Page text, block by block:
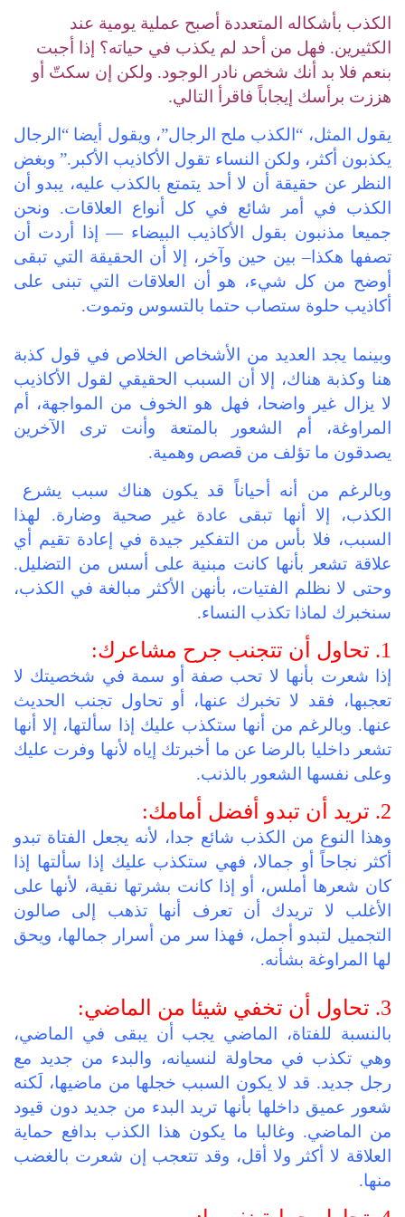
الكذب بأشكاله المتعددة أصبح عملية يومية عند
الكثيرين. فهل من أحد لم يكذب في حياته؟ إذا أجبت
بنعم فلا بد أنك شخص نادر الوجود. ولكن إن سكتّ أو
هززت برأسك إيجاباً فاقرأ التالي.
يقول المثل، “الكذب ملح الرجال”، ويقول أيضا “الرجال
يكذبون أكثر، ولكن النساء تقول الأكاذيب الأكبر.” وبغض
النظر عن حقيقة أن لا أحد يتمتع بالكذب عليه، يبدو أن
الكذب في أمر شائع في كل أنواع العلاقات. ونحن
جميعا مذنبون بقول الأكاذيب البيضاء — إذا أردت أن
تصفها هكذا– بين حين وآخر، إلا أن الحقيقة التي تبقى
أوضح من كل شيء، هو أن العلاقات التي تبنى على
أكاذيب حلوة ستصاب حتما بالتسوس وتموت.
وبينما يجد العديد من الأشخاص الخلاص في قول كذبة
هنا وكذبة هناك، إلا أن السبب الحقيقي لقول الأكاذيب
لا يزال غير واضحا، فهل هو الخوف من المواجهة، أم
المراوغة، أم الشعور بالمتعة وأنت ترى الآخرين
يصدقون ما تؤلف من قصص وهمية.
وبالرغم من أنه أحياناً قد يكون هناك سبب يشرع
الكذب، إلا أنها تبقى عادة غير صحية وضارة. لهذا
السبب، فلا بأس من التفكير جيدة في إعادة تقيم أي
علاقة تشعر بأنها كانت مبنية على أسس من التضليل.
وحتى لا نظلم الفتيات، بأنهن الأكثر مبالغة في الكذب،
سنخبرك لماذا تكذب النساء.
1. تحاول أن تتجنب جرح مشاعرك:
إذا شعرت بأنها لا تحب صفة أو سمة في شخصيتك لا
تعجبها، فقد لا تخبرك عنها، أو تحاول تجنب الحديث
عنها. وبالرغم من أنها ستكذب عليك إذا سألتها، إلا أنها
تشعر داخليا بالرضا عن ما أخبرتك إياه لأنها وفرت عليك
وعلى نفسها الشعور بالذنب.
2. تريد أن تبدو أفضل أمامك:
وهذا النوع من الكذب شائع جدا، لأنه يجعل الفتاة تبدو
أكثر نجاحاً أو جمالا، فهي ستكذب عليك إذا سألتها إذا
كان شعرها أملس، أو إذا كانت بشرتها نقية، لأنها على
الأغلب لا تريدك أن تعرف أنها تذهب إلى صالون
التجميل لتبدو أجمل، فهذا سر من أسرار جمالها، ويحق
لها المراوغة بشأنه.
3. تحاول أن تخفي شيئا من الماضي:
بالنسبة للفتاة، الماضي يجب أن يبقى في الماضي،
وهي تكذب في محاولة لنسيانه، والبدء من جديد مع
رجل جديد. قد لا يكون السبب خجلها من ماضيها، لَكنه
شعور عميق داخلها بأنها تريد البدء من جديد دون قيود
من الماضي. وغالبا ما يكون هذا الكذب بدافع حماية
العلاقة لا أكثر ولا أقل، وقد تتعجب إن شعرت بالغضب
منها.